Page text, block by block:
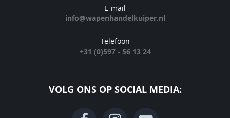
E-mail
info@wapenhandelkuiper.nl
Telefoon
+31 (0)597 - 56 13 24
VOLG ONS OP SOCIAL MEDIA: